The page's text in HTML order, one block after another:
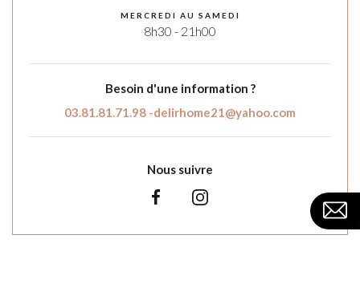
MERCREDI AU SAMEDI
8h30 - 21h00
Besoin d'une information ?
03.81.81.71.98 -delirhome21@yahoo.com
Nous suivre